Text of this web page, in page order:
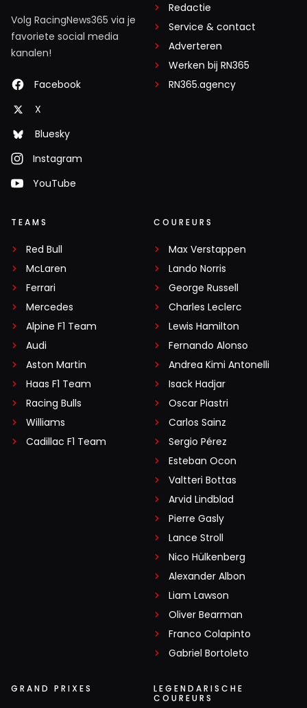
Volg RacingNews365 via je
favoriete social media
kanalen!
Facebook
X
Bluesky
Instagram
YouTube
Redactie
Service & contact
Adverteren
Werken bij RN365
RN365.agency
TEAMS
Red Bull
McLaren
Ferrari
Mercedes
Alpine F1 Team
Audi
Aston Martin
Haas F1 Team
Racing Bulls
Williams
Cadillac F1 Team
COUREURS
Max Verstappen
Lando Norris
George Russell
Charles Leclerc
Lewis Hamilton
Fernando Alonso
Andrea Kimi Antonelli
Isack Hadjar
Oscar Piastri
Carlos Sainz
Sergio Pérez
Esteban Ocon
Valtteri Bottas
Arvid Lindblad
Pierre Gasly
Lance Stroll
Nico Hülkenberg
Alexander Albon
Liam Lawson
Oliver Bearman
Franco Colapinto
Gabriel Bortoleto
GRAND PRIXES
LEGENDARISCHE
COUREURS